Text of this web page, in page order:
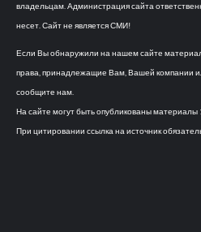
владельцам. Администрация сайта
несет. Сайт не является СМИ!
Если Вы обнаружили на нашем сайте
права, принадлежащие Вам, Вашей компании
сообщите нам.
На сайте могут быть опубликованы материалы
При цитировании ссылка на источник